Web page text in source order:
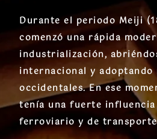
Durante el periodo Meiji
comenzó una rápida
industrialización,
internacional y adoptando
occidentales. En ese
tenía una fuerte
ferroviario y de